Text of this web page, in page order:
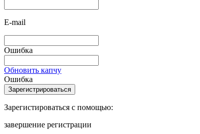
E-mail
Ошибка
Обновить капчу
Ошибка
Зарегистироваться с помощью:
завершение регистрации